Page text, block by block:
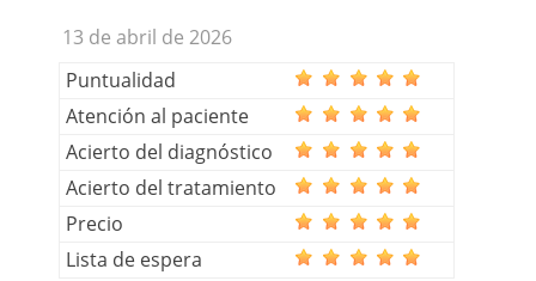
13 de abril de 2026
Puntualidad
Atención al paciente
Acierto del diagnóstico
Acierto del tratamiento
Precio
Lista de espera